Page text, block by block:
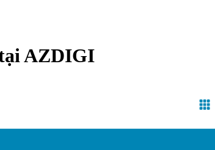
AZDIGI